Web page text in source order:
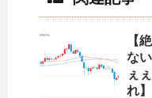
【
な
ぇ
れ】